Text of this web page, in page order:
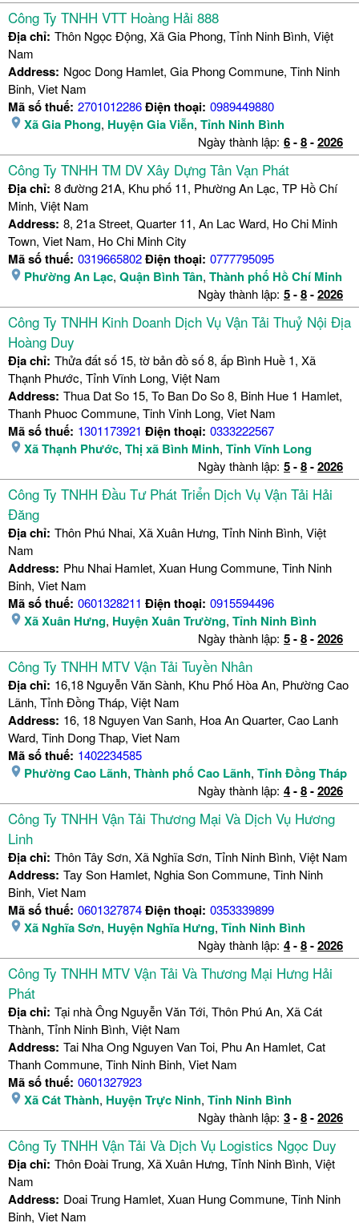
Công Ty TNHH VTT Hoàng Hải 888
Địa chỉ: Thôn Ngọc Động, Xã Gia Phong, Tỉnh Ninh Bình, Việt
Nam
Address: Ngoc Dong Hamlet, Gia Phong Commune, Tinh Ninh
Binh, Viet Nam
Mã số thuế: 2701012286Điện thoại: 0989449880
Xã Gia Phong, Huyện Gia Viễn, Tỉnh Ninh Bình
Ngày thành lập: 6-8-2026
Công Ty TNHH TM DV Xây Dựng Tân Vạn Phát
Địa chỉ: 8 đường 21A, Khu phố 11, Phường An Lạc, TP Hồ Chí
Minh, Việt Nam
Address: 8, 21a Street, Quarter 11, An Lac Ward, Ho Chi Minh
Town, Viet Nam, Ho Chi Minh City
Mã số thuế: 0319665802Điện thoại: 0777795095
Phường An Lạc, Quận Bình Tân, Thành phố Hồ Chí Minh
Ngày thành lập: 5-8-2026
Công Ty TNHH Kinh Doanh Dịch Vụ Vận Tải Thuỷ Nội Địa
Hoàng Duy
Địa chỉ: Thửa đất số 15, tờ bản đồ số 8, ấp Bình Huề 1, Xã
Thạnh Phước, Tỉnh Vĩnh Long, Việt Nam
Address: Thua Dat So 15, To Ban Do So 8, Binh Hue 1 Hamlet,
Thanh Phuoc Commune, Tinh Vinh Long, Viet Nam
Mã số thuế: 1301173921 Điện thoại: 0333222567
Xã Thạnh Phước, Thị xã Bình Minh, Tỉnh Vĩnh Long
Ngày thành lập: 5-8-2026
Công Ty TNHH Đầu Tư Phát Triển Dịch Vụ Vận Tải Hải
Đăng
Địa chỉ: Thôn Phú Nhai, Xã Xuân Hưng, Tỉnh Ninh Bình, Việt
Nam
Address: Phu Nhai Hamlet, Xuan Hung Commune, Tinh Ninh
Binh, Viet Nam
Mã số thuế: 0601328211 Điện thoại: 0915594496
Xã Xuân Hưng, Huyện Xuân Trường, Tỉnh Ninh Bình
Ngày thành lập: 5-8-2026
Công Ty TNHH MTV Vận Tải Tuyền Nhân
Địa chỉ: 16,18 Nguyễn Văn Sành, Khu Phố Hòa An, Phường Cao
Lãnh, Tỉnh Đồng Tháp, Việt Nam
Address: 16, 18 Nguyen Van Sanh, Hoa An Quarter, Cao Lanh
Ward, Tinh Dong Thap, Viet Nam
Mã số thuế: 1402234585
Phường Cao Lãnh, Thành phố Cao Lãnh, Tỉnh Đồng Tháp
Ngày thành lập: 4-8-2026
Công Ty TNHH Vận Tải Thương Mại Và Dịch Vụ Hương
Linh
Địa chỉ: Thôn Tây Sơn, Xã Nghĩa Sơn, Tỉnh Ninh Bình, Việt Nam
Address: Tay Son Hamlet, Nghia Son Commune, Tinh Ninh
Binh, Viet Nam
Mã số thuế: 0601327874Điện thoại: 0353339899
Xã Nghĩa Sơn, Huyện Nghĩa Hưng, Tỉnh Ninh Bình
Ngày thành lập: 4-8-2026
Công Ty TNHH MTV Vận Tải Và Thương Mại Hưng Hải
Phát
Địa chỉ: Tại nhà Ông Nguyễn Văn Tới, Thôn Phú An, Xã Cát
Thành, Tỉnh Ninh Bình, Việt Nam
Address: Tai Nha Ong Nguyen Van Toi, Phu An Hamlet, Cat
Thanh Commune, Tinh Ninh Binh, Viet Nam
Mã số thuế: 0601327923
Xã Cát Thành, Huyện Trực Ninh, Tỉnh Ninh Bình
Ngày thành lập: 3-8-2026
Công Ty TNHH Vận Tải Và Dịch Vụ Logistics Ngọc Duy
Địa chỉ: Thôn Đoài Trung, Xã Xuân Hưng, Tỉnh Ninh Bình, Việt
Nam
Address: Doai Trung Hamlet, Xuan Hung Commune, Tinh Ninh
Binh, Viet Nam